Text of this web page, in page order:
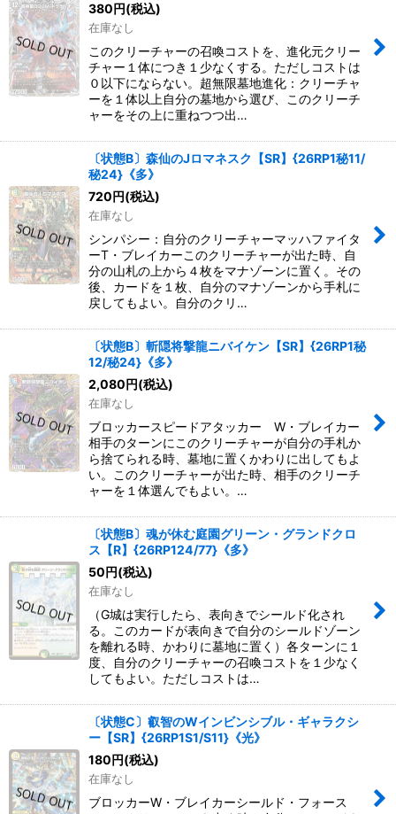
380円(税込)
在庫なし
このクリーチャーの召喚コストを、進化元クリー
チャー１体につき１少なくする。ただしコストは
０以下にならない。超無限墓地進化：クリーチャ
ーを１体以上自分の墓地から選び、このクリーチ
ャーをその上に重ねつつ出…
〔状態B〕森仙のJロマネスク【SR】{26RP1秘11/
秘24}《多》
720円(税込)
在庫なし
シンパシー：自分のクリーチャーマッハファイタ
ーT・ブレイカーこのクリーチャーが出た時、自
分の山札の上から４枚をマナゾーンに置く。その
後、カードを１枚、自分のマナゾーンから手札に
戻してもよい。自分のクリ…
〔状態B〕斬隠将撃龍ニバイケン【SR】{26RP1秘
12/秘24}《多》
2,080円(税込)
在庫なし
ブロッカースピードアタッカー W・ブレイカー
相手のターンにこのクリーチャーが自分の手札か
ら捨てられる時、墓地に置くかわりに出してもよ
い。このクリーチャーが出た時、相手のクリーチ
ャーを１体選んでもよい。…
〔状態B〕魂が休む庭園グリーン・グランドクロ
ス【R】{26RP124/77}《多》
50円(税込)
在庫なし
（G城は実行したら、表向きでシールド化され
る。このカードが表向きで自分のシールドゾーン
を離れる時、かわりに墓地に置く）各ターンに１
度、自分のクリーチャーの召喚コストを１少なく
してもよい。ただしコストは…
〔状態C〕叡智のWインビンシブル・ギャラクシ
ー【SR】{26RP1S1/S11}《光》
180円(税込)
在庫なし
ブロッカーW・ブレイカーシールド・フォース